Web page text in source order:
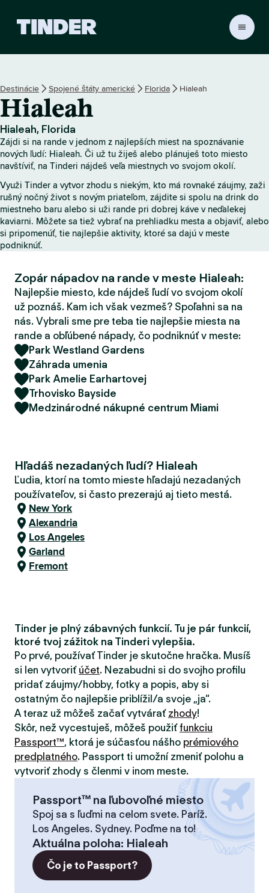
s
b
r
a
o
v
k
a
T
d
e
r
Destinácie Spojené štáty americké Florida Hialeah
Hialeah
Hialeah, Florida
Zájdi si na rande v jednom z najlepších miest na spoznávanie
nových ľudí: Hialeah. Či už tu žiješ alebo plánuješ toto miesto
navštíviť, na Tinderi nájdeš veľa miestnych vo svojom okolí.
Využi Tinder a vytvor zhodu s niekým, kto má rovnaké záujmy, zaži
rušný nočný život s novým priateľom, zájdite si spolu na drink do
miestneho baru alebo si uži rande pri dobrej káve v neďalekej
kaviarni. Môžete sa tiež vybrať na prehliadku mesta a objaviť, alebo
si pripomenúť, tie najlepšie aktivity, ktoré sa dajú v meste
podniknúť.
Zopár nápadov na rande v meste Hialeah:
Najlepšie miesto, kde nájdeš ľudí vo svojom okolí
už poznáš. Kam ich však vezmeš? Spoľahni sa na
nás. Vybrali sme pre teba tie najlepšie miesta na
rande a obľúbené nápady, čo podniknúť v meste:
Park Westland Gardens
Záhrada umenia
Park Amelie Earhartovej
Trhovisko Bayside
Medzinárodné nákupné centrum Miami
Hľadáš nezadaných ľudí? Hialeah
Ľudia, ktorí na tomto mieste hľadajú nezadaných
používateľov, si často prezerajú aj tieto mestá.
New York
Alexandria
Los Angeles
Garland
Fremont
Tinder je plný zábavných funkcií. Tu je pár funkcií,
ktoré tvoj zážitok na Tinderi vylepšia.
Po prvé, používať Tinder je skutočne hračka. Musíš
si len vytvoriť účet. Nezabudni si do svojho profilu
pridať záujmy/hobby, fotky a popis, aby si
ostatným čo najlepšie priblížil/a svoje „ja“.
A teraz už môžeš začať vytvárať zhody!
Skôr, než vycestuješ, môžeš použiťfunkciu
Passport™, ktorá je súčasťou nášho prémiového
predplatného. Passport ti umožní zmeniť polohu a
vytvoriť zhody s členmi v inom meste.
Passport™ na ľubovoľné miesto
Spoj sa s ľuďmi na celom svete. Paríž.
Los Angeles. Sydney. Poďme na to!
Aktuálna poloha: Hialeah
Čo je to Passport?